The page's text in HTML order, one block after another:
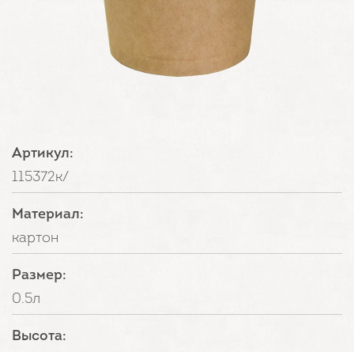
Артикул:
115372к/
Материал:
картон
Размер:
0.5л
Высота: